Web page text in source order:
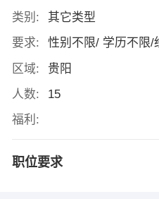
类别:
其它类型
要求:
性别不限/ 学历不限/
区域:
贵阳
人数:
15
福利:
职位要求